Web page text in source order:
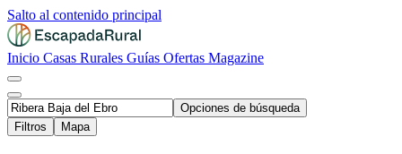
Salto al contenido principal
Inicio Casas Rurales Guías Ofertas Magazine
Opciones de búsqueda
Filtros
Mapa